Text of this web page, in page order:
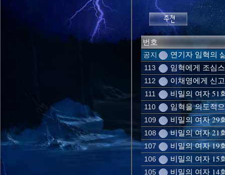
번호
공지 연기자 임혁의
113 임혁에게 조심
112 이채영에게 신
111 비밀의 여자 51
110 임혁을 의도적
109 비밀의 여자 29
108 비밀의 여자 21
107 비밀의 여자 19
106 비밀의 여자 15
105 비밀의 여자 14